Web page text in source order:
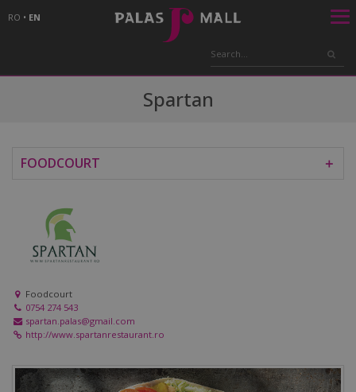
RO • EN
Spartan
FOODCOURT ＋
Foodcourt
0754 274 543
spartan.palas@gmail.com
http://www.spartanrestaurant.ro